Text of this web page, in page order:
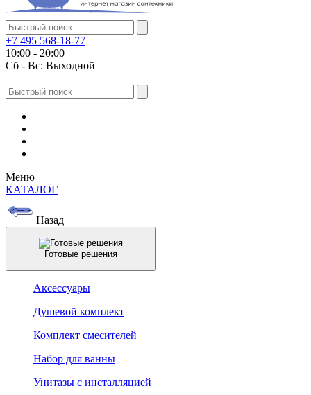
+7 495 568-18-77
10:00 - 20:00
Сб - Вс: Выходной
Меню
КАТАЛОГ
Назад
Готовые решения
Аксессуары
Душевой комплект
Комплект смесителей
Набор для ванны
Унитазы с инсталляцией